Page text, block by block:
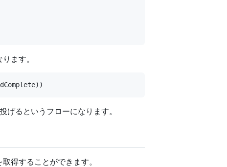
ます。
るというフローになります。
得することができます。